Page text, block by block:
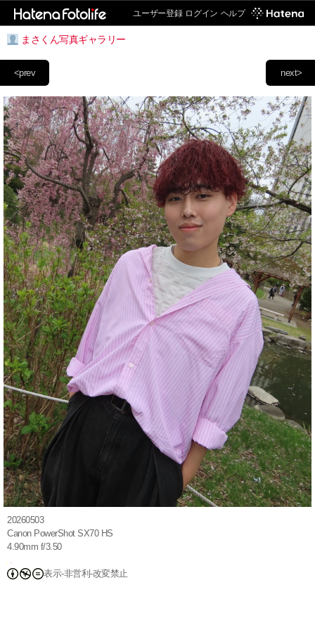
ユーザー登録 ログイン ヘルプ
まさくん写真ギャラリー
next>
<prev
20260503
Canon PowerShot SX70 HS
4.90mm f/3.50
表示-非営利-改変禁止